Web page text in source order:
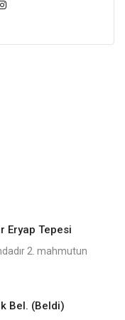
Eryap Tepesi
2. mahmutun
Bel. (Beldi)